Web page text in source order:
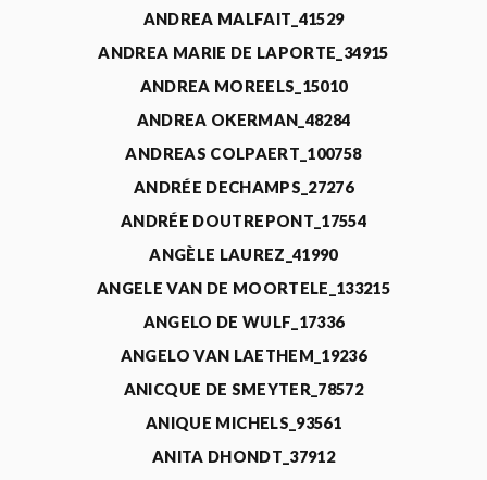
ANDREA MALFAIT_41529
ANDREA MARIE DE LAPORTE_34915
ANDREA MOREELS_15010
ANDREA OKERMAN_48284
ANDREAS COLPAERT_100758
ANDRÉE DECHAMPS_27276
ANDRÉE DOUTREPONT_17554
ANGÈLE LAUREZ_41990
ANGELE VAN DE MOORTELE_133215
ANGELO DE WULF_17336
ANGELO VAN LAETHEM_19236
ANICQUE DE SMEYTER_78572
ANIQUE MICHELS_93561
ANITA DHONDT_37912